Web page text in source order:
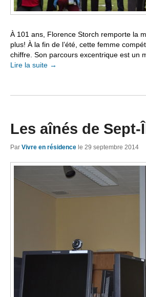
À 101 ans, Florence Storch remporte la
plus! À la fin de l’été, cette femme
chiffre. Son parcours excentrique est un
Lire la suite →
Les aînés de
Par Vivre en résidence le 29 septembre 2014